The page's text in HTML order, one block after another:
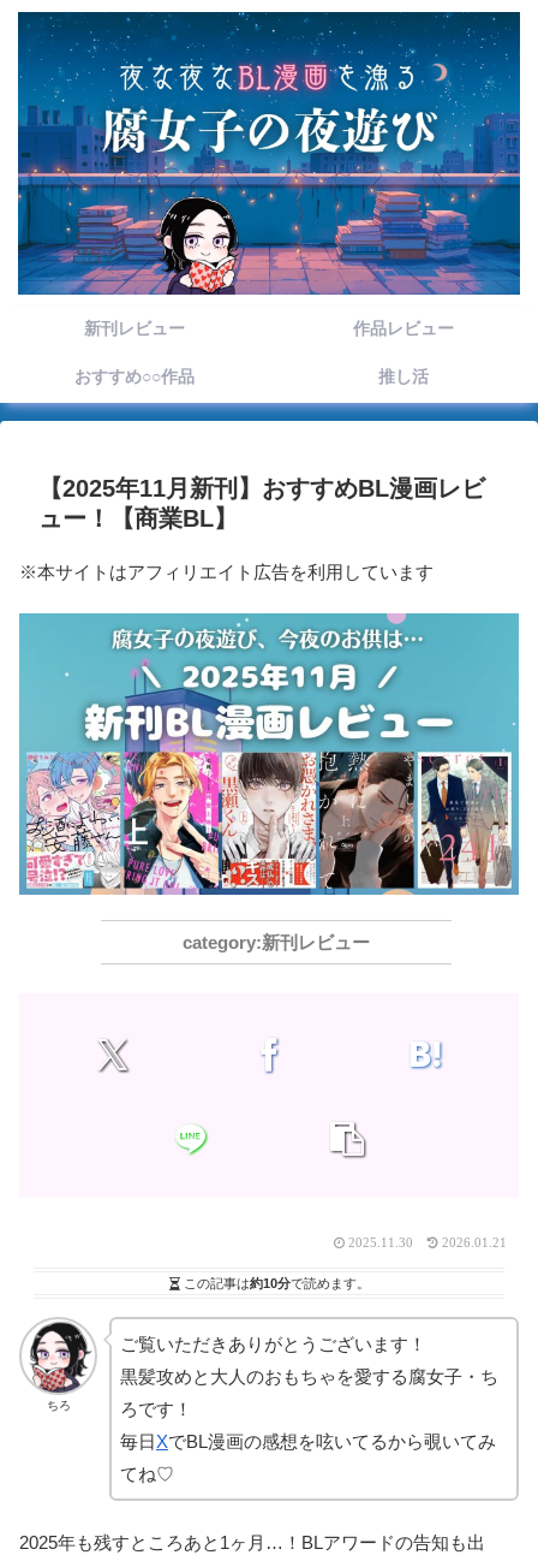
新刊レビュー 作品レビュー
おすすめ○○作品 推し活
【2025年11月新刊】おすすめBL漫画レビ
ュー！【商業BL】
※本サイトはアフィリエイト広告を利用しています
新刊レビュー
2025.11.30 2026.01.21
この記事は約10分で読めます。
ちろ
ご覧いただきありがとうございます！
黒髪攻めと大人のおもちゃを愛する腐女子・ち
ろです！
毎日XでBL漫画の感想を呟いてるから覗いてみ
てね♡
2025年も残すところあと1ヶ月…！BLアワードの告知も出